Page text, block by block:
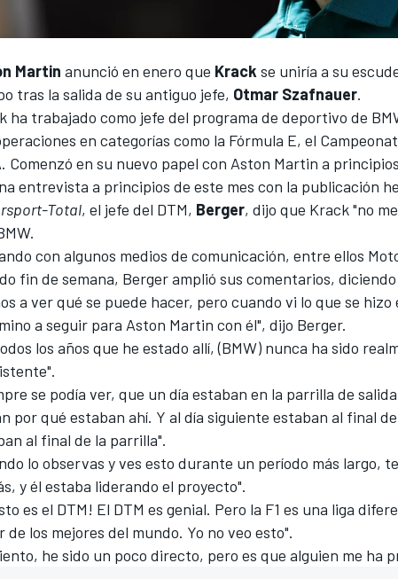
E
Martin anunció en enero que Krack se uniría a su
tras la salida de su antiguo jefe, Otmar Szafnauer.
ha trabajado como jefe del programa de deportivo de
en categorías como la Fórmula E, el
Comenzó en su nuevo papel con Aston Martin a
entrevista a principios de este mes con la publicación
Total, el jefe del DTM, Berger, dijo que Krack "no
con algunos medios de comunicación, entre ellos
fin de semana, Berger amplió sus comentarios,
a ver qué se puede hacer, pero cuando vi lo que se
a seguir para Aston Martin con él", dijo Berger.
los años que he estado allí, (BMW) nunca ha sido
se podía ver, que un día estaban en la parrilla de
por qué estaban ahí. Y al día siguiente estaban al final
al final de la parrilla".
lo observas y ves esto durante un período más largo,
y él estaba liderando el proyecto".
es el DTM! El DTM es genial. Pero la F1 es una liga
de los mejores del mundo. Yo no veo esto".
he sido un poco directo, pero es que alguien me ha